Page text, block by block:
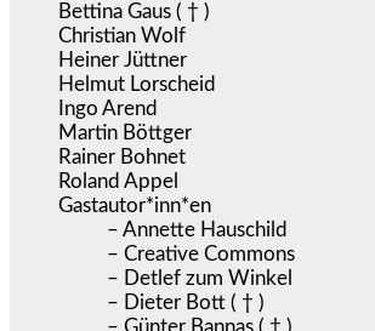
Bettina Gaus ( † )
Christian Wolf
Heiner Jüttner
Helmut Lorscheid
Ingo Arend
Martin Böttger
Rainer Bohnet
Roland Appel
Gastautor*inn*en
– Annette Hauschild
– Creative Commons
– Detlef zum Winkel
– Dieter Bott ( † )